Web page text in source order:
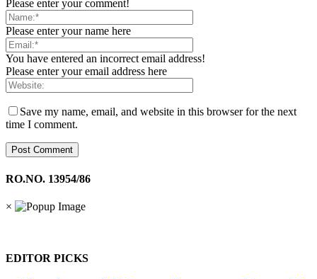
Please enter your comment!
Please enter your name here
You have entered an incorrect email address!
Please enter your email address here
Save my name, email, and website in this browser for the next
time I comment.
RO.NO. 13954/86
×
EDITOR PICKS